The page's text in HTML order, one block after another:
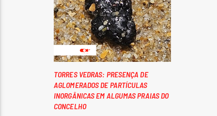
TORRES VEDRAS: PRESENÇA DE
AGLOMERADOS DE PARTÍCULAS
INORGÂNICAS EM ALGUMAS PRAIAS DO
CONCELHO